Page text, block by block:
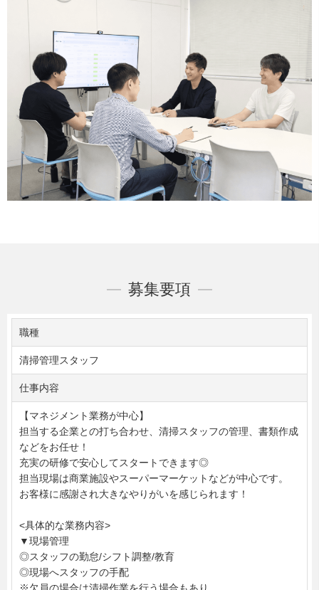
募集要項
職種
清掃管理スタッフ
仕事内容
【マネジメント業務が中心】
担当する企業との打ち合わせ、清掃スタッフの管理、書類作成
などをお任せ！
充実の研修で安心してスタートできます◎
担当現場は商業施設やスーパーマーケットなどが中心です。
お客様に感謝され大きなやりがいを感じられます！
<具体的な業務内容>
▼現場管理
◎スタッフの勤怠/シフト調整/教育
◎現場へスタッフの手配